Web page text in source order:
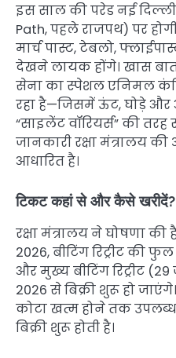
इस साल की परेड नई
Path, पहले राजपथ) पर
मार्च पास्ट, टेबलो,
देखने लायक होंगे। खास
सेना का स्पेशल एनिमल
रहा है—जिसमें ऊंट, घोड़े और
“साइलेंट वॉरियर्स” की
जानकारी रक्षा मंत्रालय
आधारित है।
टिकट कहां से और कैसे खरीदें?
रक्षा मंत्रालय ने घोषणा
2026, बीटिंग रिट्रीट की
और मुख्य बीटिंग रिट्रीट
2026 से बिक्री शुरू हो
कोटा खत्म होने तक
बिक्री शुरू होती है।